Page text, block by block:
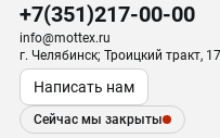
+7(351)217-00-00
info@mottex.ru
г. Челябинск; Троицкий тракт, 17
Написать нам
Сейчас мы закрыты